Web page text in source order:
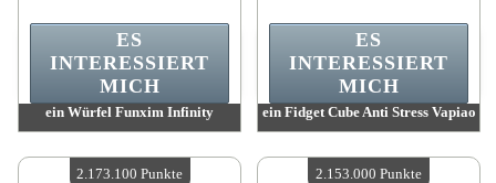
ein Würfel Funxim Infinity
Verfügbare Menge:4
ES
INTERESSIERT
MICH
ein Fidget Cube Anti Stress Vapiao
Verfügbare Menge:4
ES
INTERESSIERT
MICH
2.173.100 Punkte 2.153.000 Punkte